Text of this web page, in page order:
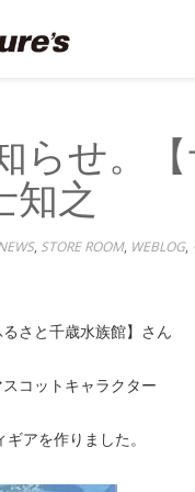
らせ。
知之
, STORE ROOM, WEBLOG,
さと千歳水族館】さん
コットキャラクター
アを作りました。